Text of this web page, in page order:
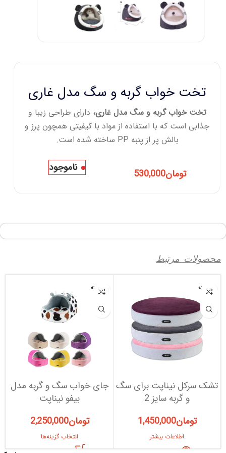
تخت خواب گربه و سگ مدل غاری
تخت خواب گربه و سگ مدل غاری، دارای طراحی زیبا و
جذابی است که با استفاده از مواد با کیفیتی همچون پرز و
بالش پر از پنبه PP ساخته شده است.
تومان530,000 ناموجود
محصولات مرتبط
فروخته
شده
تشک سرکل نیناپت برای سگ
و گربه سایز 2
تومان1,450,000
اطلاعات بیشتر
فروخته
شده
جای خواب سگ و گربه مدل
بیفو نیناپت
تومان2,250,000
انتخاب گزینه‌ها